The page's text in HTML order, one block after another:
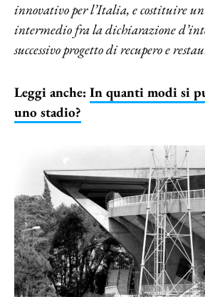
innovativo per l’Italia, e costituire
intermedio fra la dichiarazione
successivo progetto di recupero e
Leggi anche: In quanti modi si
uno stadio?